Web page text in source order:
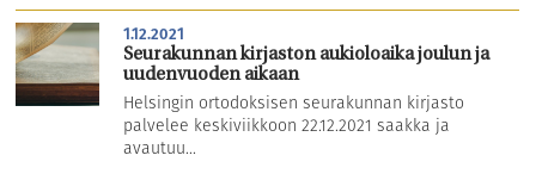
1.12.2021
Seurakunnan kirjaston aukioloaika joulun ja
uudenvuoden aikaan
Helsingin ortodoksisen seurakunnan kirjasto
palvelee keskiviikkoon 22.12.2021 saakka ja
avautuu...